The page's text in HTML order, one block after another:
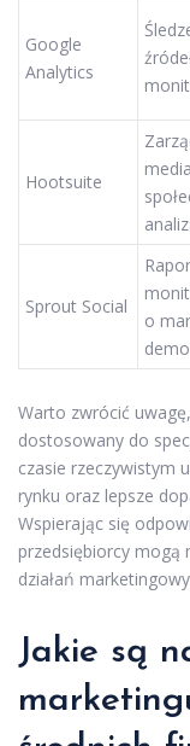
Google
Analytics
Hootsuite
Sprout Social
o
Warto zwrócić
dostosowany do
czasie rzeczywistym
rynku oraz lepsze
Wspierając się
przedsiębiorcy mogą
działań
Jakie są